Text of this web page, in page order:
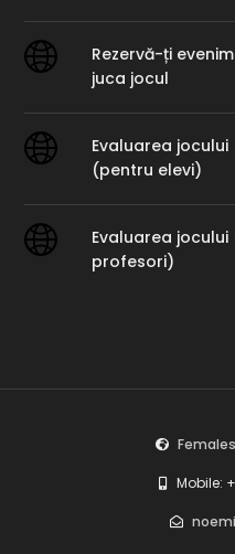
Rezervă-ți
juca jocul
URL
Evaluarea jocului
(pentru elevi)
URL
Evaluarea
profesori)
URL
Mobile: